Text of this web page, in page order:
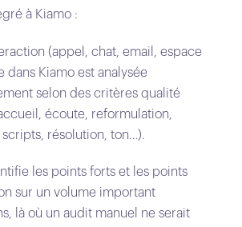
à Kiamo :
(appel, chat, email, espace
dans Kiamo est analysée
selon des critères qualité
écoute, reformulation,
résolution, ton…).
les points forts et les points
sur un volume important
là où un audit manuel ne serait